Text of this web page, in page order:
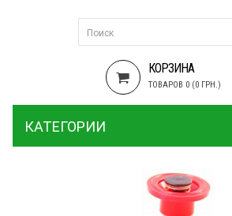
КОРЗИНА
ТОВАРОВ 0 (0 ГРН.)
КАТЕГОРИИ